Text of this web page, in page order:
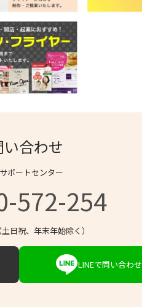
い合わせ
ポートセンター
572-254
日祝、年末年始除く）
LINEで問い合わせ